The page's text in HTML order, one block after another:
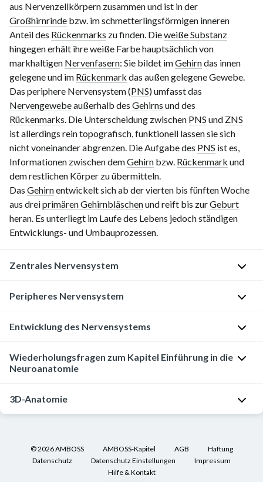
aus Nervenzellkörpern zusammen und ist in der
Großhirnrinde bzw. im schmetterlingsförmigen inneren
Anteil des Rückenmarks zu finden. Dieweiße Substanz
hingegen erhält ihre weiße Farbe hauptsächlich von
markhaltigen Nervenfasern: Sie bildet imGehirndas innen
gelegene und im Rückenmark das außen gelegene Gewebe.
Das periphere Nervensystem (PNS) umfasst das
Nervengewebeaußerhalb des Gehirns und des
Rückenmarks. Die Unterscheidung zwischen PNS und ZNS
ist allerdings rein topografisch, funktionell lassen sie sich
nicht voneinander abgrenzen. Die Aufgabe des PNS ist es,
Informationen zwischen demGehirn bzw. Rückenmark und
dem restlichen Körper zu übermitteln.
Das Gehirnentwickelt sich ab der vierten bis fünften Woche
aus dreiprimären Gehirnbläschenund reift bis zurGeburt
heran. Es unterliegt im Laufe des Lebens jedoch ständigen
Entwicklungs- und Umbauprozessen.
Zentrales Nervensystem
Das
Nervensystem
besteht
aus
und
Peripheres Nervensystem
Zum
Nervensystem
zählt
die
Spinalnerven
Hirnnerven
Entwicklung des Nervensystems
Embryonale
Entwicklung
Gehirns
entwickelt
Wiederholungsfragen zum Kapitel Einführung in die
Neuroanatomie
Welche
Fasertypen
3D-Anatomie
Kooperation
©2026AMBOSS AMBOSS-Kapitel AGB
Haftung
Datenschutz
Datenschutz Einstellungen
Impressum
Hilfe & Kontakt